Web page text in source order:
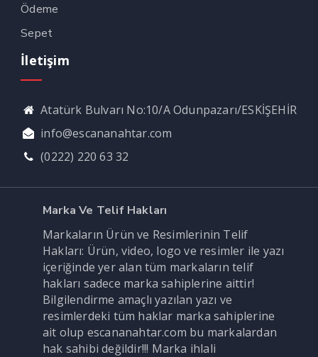
Ödeme
Sepet
İletişim
Atatürk Bulvarı No:10/A Odunpazarı/ESKİŞEHİR
info@escananahtar.com
(0222) 220 63 32
Marka Ve Telif Hakları
Markaların Ürün ve Resimlerinin Telif
Hakları: Ürün, video, logo ve resimler ile yazı
içeriğinde yer alan tüm markaların telif
hakları sadece marka sahiplerine aittir!
Bilgilendirme amaçlı yazılan yazı ve
resimlerdeki tüm haklar marka sahiplerine
ait olup escananahtar.com bu markalardan
hak sahibi değildir!!! Marka ihlali